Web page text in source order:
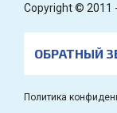
Copyright © 2011
ОБРАТНЫЙ
Политика